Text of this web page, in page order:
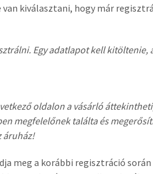
kiválasztani, hogy már
Egy adatlapot kell
oldalon a vásárló
megfelelőnek találta és
áruház!
meg a korábbi regisztráció